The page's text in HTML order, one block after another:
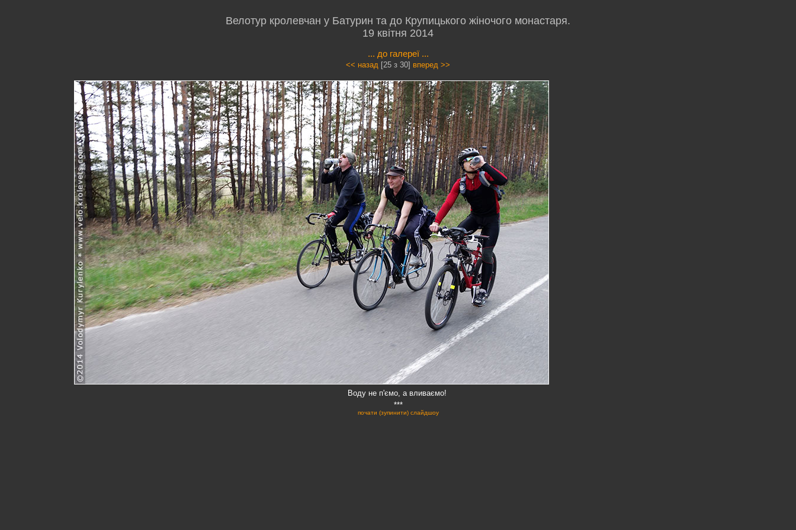
Велотур кролевчан у Батурин та до Крупицького жіночого монастаря.
19 квітня 2014
... до галереї ...
<< назад [25 з 30] вперед >>
Воду не п'ємо, а вливаємо!
***
почати (зупинити) слайдшоу